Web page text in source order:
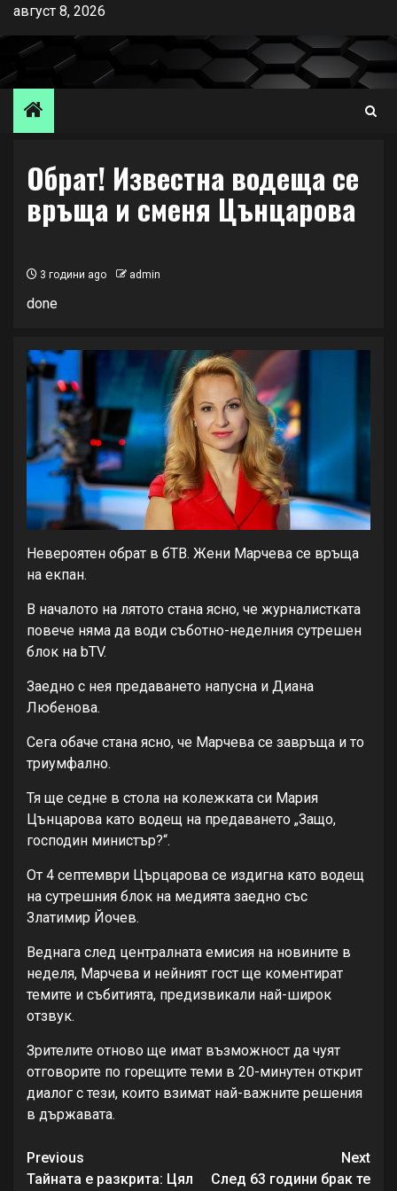
Skip
content
август 8, 2026
Обрат! Известна водеща се
връща и сменя Цънцарова
3 години ago admin
done
Невероятен обрат в бТВ. Жени Марчева се връща
на екпан.
В началото на лятото стана ясно, че журналистката
повече няма да води съботно-неделния сутрешен
блок на bTV.
Заедно с нея предаването напусна и Диана
Любенова.
Сега обаче стана ясно, че Марчева се завръща и то
триумфално.
Тя ще седне в стола на колежката си Мария
Цънцарова като водещ на предаването „Защо,
господин министър?“.
От 4 септември Църцарова се издигна като водещ
на сутрешния блок на медията заедно със
Златимир Йочев.
Веднага след централната емисия на новините в
неделя, Марчева и нейният гост ще коментират
темите и събитията, предизвикали най-широк
отзвук.
Зрителите отново ще имат възможност да чуят
отговорите по горещите теми в 20-минутен открит
диалог с тези, които взимат най-важните решения
в държавата.
Continue
Previous
Тайната е разкрита: Цял
Next
След 63 години брак те